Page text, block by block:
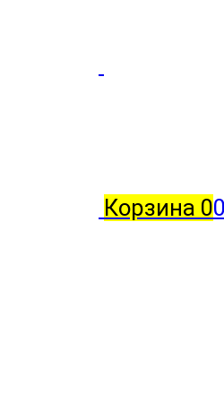
Корзина 0